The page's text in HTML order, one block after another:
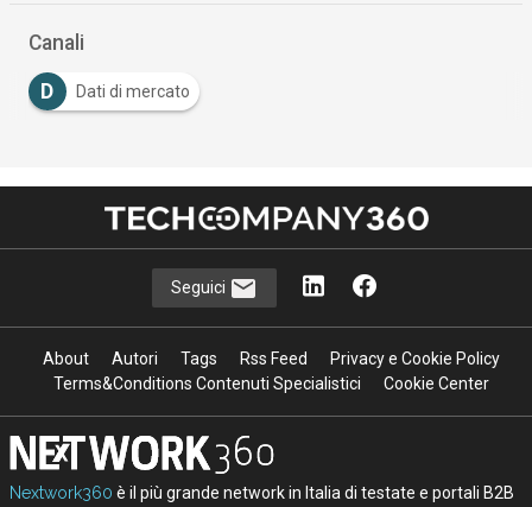
Canali
D Dati di mercato
Seguici
About Autori Tags Rss Feed
Privacy e Cookie Policy
Terms&Conditions Contenuti Specialistici
Cookie Center
Nextwork360 è il più grande network in Italia di testate e portali B2B